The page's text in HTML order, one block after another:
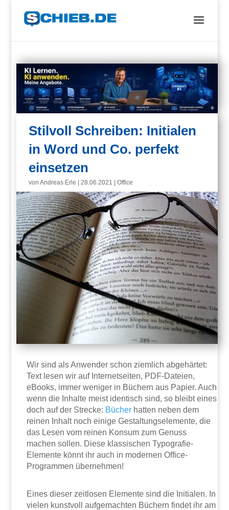
Stilvoll Schreiben: Initialen
in Word und Co. perfekt
einsetzen
vonAndreas Erle |28.06.2021 |Office
Wir sind als Anwender schon ziemlich abgehärtet:
Text lesen wir auf Internetseiten, PDF-Dateien,
eBooks, immer weniger in Büchern aus Papier. Auch
wenn die Inhalte meist identisch sind, so bleibt eines
doch auf der Strecke: Bücher hatten neben dem
reinen Inhalt noch einige Gestaltungselemente, die
das Lesen vom reinen Konsum zum Genuss
machen sollen. Diese klassischen Typografie-
Elemente könnt ihr auch in modernen Office-
Programmen übernehmen!
Eines dieser zeitlosen Elemente sind die Initialen. In
vielen kunstvoll aufgemachten Büchern findet ihr am